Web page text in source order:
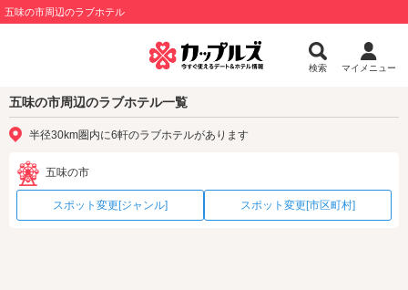
五味の市周辺のラブホテル
検索 マイメニュー
五味の市周辺のラブホテル一覧
半径30km圏内に6軒のラブホテルがあります
五味の市
スポット変更[ジャンル] スポット変更[市区町村]